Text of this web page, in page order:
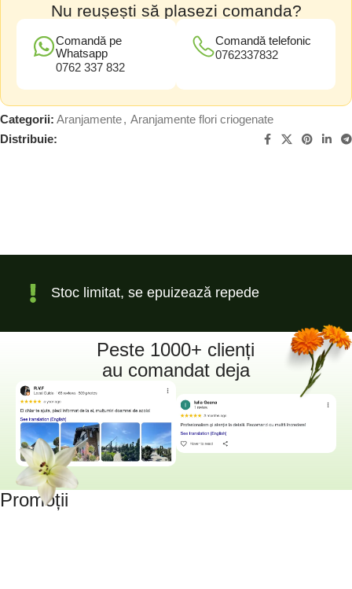
Nu reușești să plasezi comanda?
Comandă pe
Whatsapp
0762 337 832
Comandă telefonic
0762337832
Categorii: Aranjamente, Aranjamente flori criogenate
Distribuie:
Stoc limitat, se epuizează repede
Peste 1000+ clienți
au comandat deja
Promoții